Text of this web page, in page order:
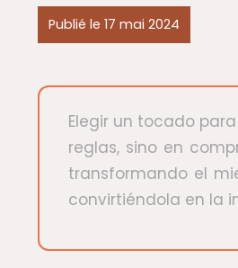
Publié le 17 mai 2024
Elegir un tocado
reglas, sino en
transformando el
convirtiéndola en la